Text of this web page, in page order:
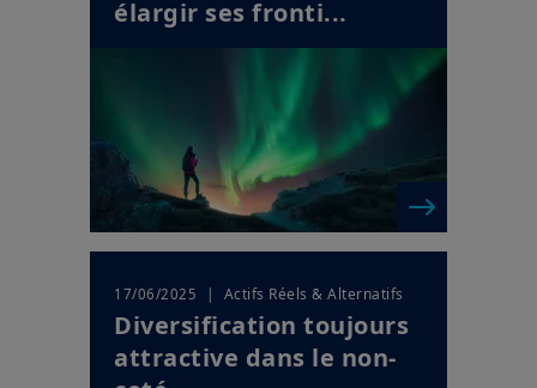
élargir ses fronti...
17/06/2025 | Actifs Réels & Alternatifs
Diversification toujours
attractive dans le non-